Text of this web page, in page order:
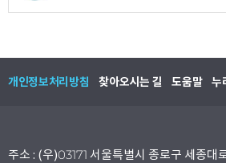
개인정보처리방침 찾아오시는 길 도움말 누
주소 : (우)03171 서울특별시 종로구 세종대